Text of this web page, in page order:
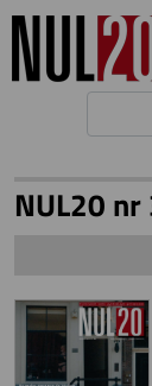
Overslaan en naar de
NUL20